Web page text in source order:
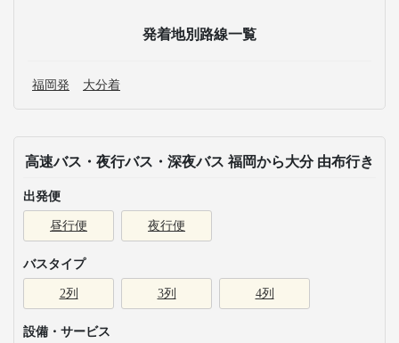
発着地別路線一覧
福岡発 大分着
高速バス・夜行バス・深夜バス 福岡から大分 由布行き
出発便
昼行便 夜行便
バスタイプ
2列 3列 4列
設備・サービス